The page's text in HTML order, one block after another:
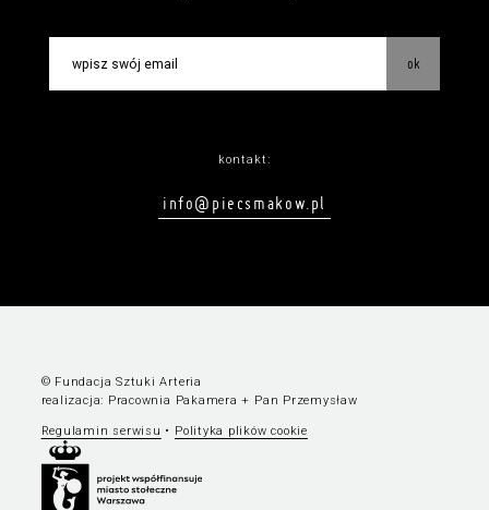
ok
kontakt:
info@piecsmakow.pl
© Fundacja Sztuki Arteria
realizacja: Pracownia Pakamera + Pan Przemysław
Regulamin serwisu • Polityka plików cookie